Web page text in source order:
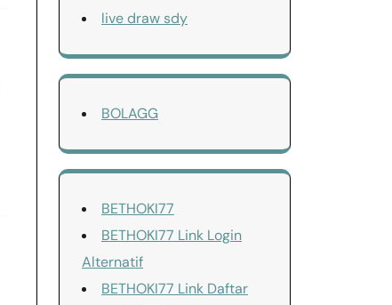
live draw sdy
BOLAGG
BETHOKI77
BETHOKI77 Link Login
Alternatif
BETHOKI77 Link Daftar